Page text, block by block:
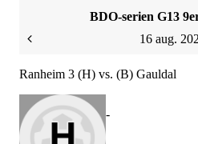
BDO-serien G13
16 aug.
Ranheim 3 (H) vs. (B) Gauldal
-